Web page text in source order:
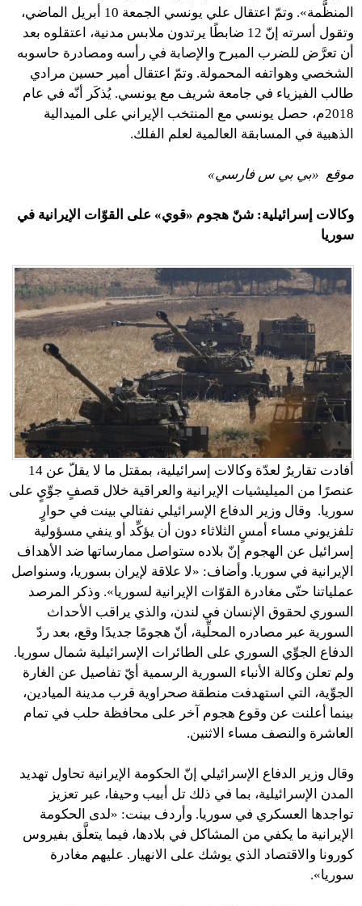
المنظَّمة». وتمّ اعتقال علي يونسي الجمعة 10 أبريل الماضي،
وتقول أسرته إنّ 12 ضابطًا يرتدون ملابس مدنية، اعتقلوه بعد
أن تعرَّض للضرب المبرح والإصابة في رأسه ومصادرة حاسوبه
الشخصي وهواتفه المحمولة. وتمّ اعتقال أمير حسين مرادي
طالب الفيزياء في جامعة شريف مع يونسي. يُذكَر أنّه في عام
2018م، حصل يونسي مع المنتخب الإيراني على الميدالية
الذهبية في المسابقة العالمية لعلم الفلك.
موقع «بي بي س فارسي»
وكالات إسرائيلية: شنّ هجوم «قوي» على القوّات الإيرانية في
سوريا
أفادت تقاريرٌ لعدّة وكالات إسرائيلية، بمقتل ما لا يقلّ عن 14
عنصرًا من الميليشيات الإيرانية والعراقية خلال قصفٍ جوِّيٍ على
سوريا. وقال وزير الدفاع الإسرائيلي نفتالي بينت في حوارٍ
تلفزيوني مساء أمسٍ الثلاثاء دون أن يؤكِّد أو ينفي مسؤولية
إسرائيل عن الهجوم إنّ بلاده ستواصل ممارساتها ضد الأهداف
الإيرانية في سوريا. وأضاف: «لا علاقة لإيران بسوريا، وسنواصل
عملياتنا حتّى مغادرة القوّات الإيرانية لسوريا». وذكر المرصد
السوري لحقوق الإنسان في لندن، والذي يراقب الأحداث
السورية عبر مصادره المحلِّية، أنّ هجومًا جديدًا وقع، بعد ردّ
الدفاع الجوِّي السوري على الطائرات الإسرائيلية شمال سوريا.
ولم تعلن وكالة الأنباء السورية الرسمية أيّ تفاصيل عن الغارة
الجوِّية، التي استهدفت منطقة صحراوية قرب مدينة الميادين،
بينما أعلنت عن وقوع هجوم آخر على محافظة حلب في تمام
العاشرة والنصف مساء الاثنين.
وقال وزير الدفاع الإسرائيلي إنّ الحكومة الإيرانية تحاول تهديد
المدن الإسرائيلية، بما في ذلك تل أبيب وحيفا، عبر تعزيز
تواجدها العسكري في سوريا. وأردف بينت: «لدى الحكومة
الإيرانية ما يكفي من المشاكل في بلادها، فيما يتعلَّق بفيروس
كورونا والاقتصاد الذي يوشك على الانهيار. عليهم مغادرة
سوريا».